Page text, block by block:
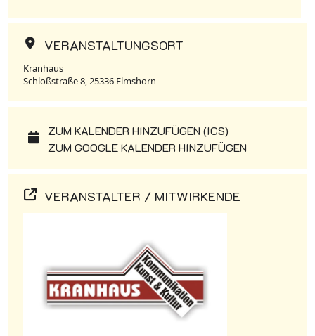
VERANSTALTUNGSORT
Kranhaus
Schloßstraße 8, 25336 Elmshorn
ZUM KALENDER HINZUFÜGEN (ICS)
ZUM GOOGLE KALENDER HINZUFÜGEN
VERANSTALTER / MITWIRKENDE